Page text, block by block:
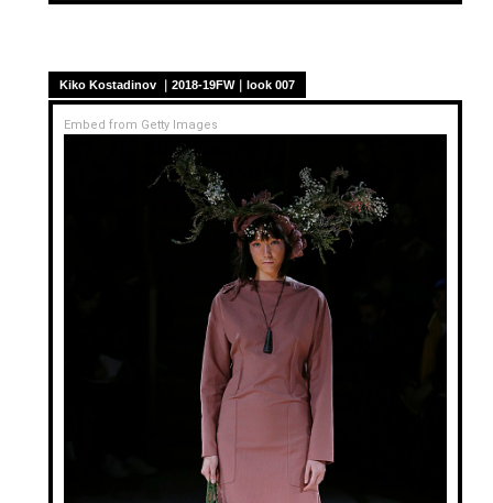
Kiko Kostadinov ｜2018-19FW｜look 007
Embed from Getty Images